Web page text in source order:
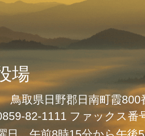
場
鳥取県日野郡日南町霞800
82-1111 ファックス番